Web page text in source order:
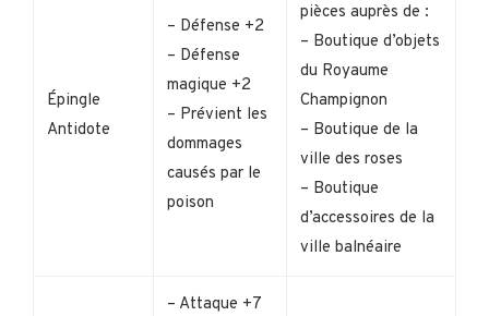
Épingle
Antidote
– Défense +2
– Défense
magique +2
– Prévient les
dommages
causés par le
poison
pièces auprès de :
– Boutique d’objets
du Royaume
Champignon
– Boutique de la
ville des roses
– Boutique
d’accessoires de la
ville balnéaire
– Attaque +7